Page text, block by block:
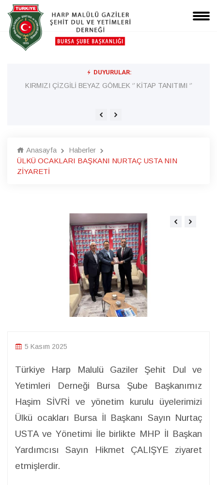
DUYURULAR:
KIRMIZI ÇİZGİLİ BEYAZ GÖMLEK ‘’ KİTAP TANITIMI ‘’
Anasayfa
Haberler
ÜLKÜ OCAKLARI BAŞKANI NURTAÇ USTA NIN
ZİYARETİ
5 Kasım 2025
Türkiye Harp Malulü Gaziler Şehit Dul ve
Yetimleri Derneği Bursa Şube Başkanımız
Haşim SİVRİ ve yönetim kurulu üyelerimizi
Ülkü ocakları Bursa İl Başkanı Sayın Nurtaç
USTA ve Yönetimi İle birlikte MHP İl Başkan
Yardımcısı Sayın Hikmet ÇALIŞYE ziyaret
etmişlerdir.